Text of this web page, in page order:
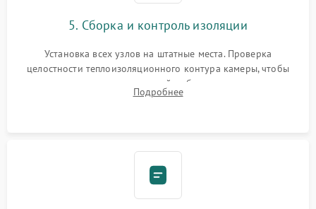
5. Сборка и контроль изоляции
Установка всех узлов на штатные места. Проверка
целостности теплоизоляционного контура камеры, чтобы
исключить перегрев кухонной мебели и потерю тепла.
Надежная фиксация клемм и сборка корпуса шкафа.
Подробнее